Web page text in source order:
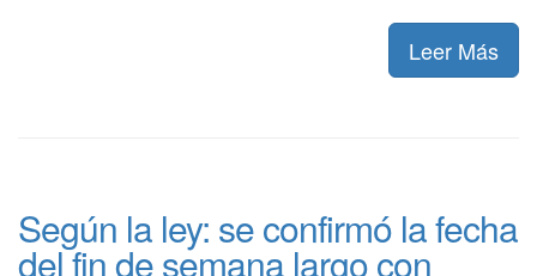
Leer Más
Según la ley: se confirmó la fecha
del fin de semana largo con